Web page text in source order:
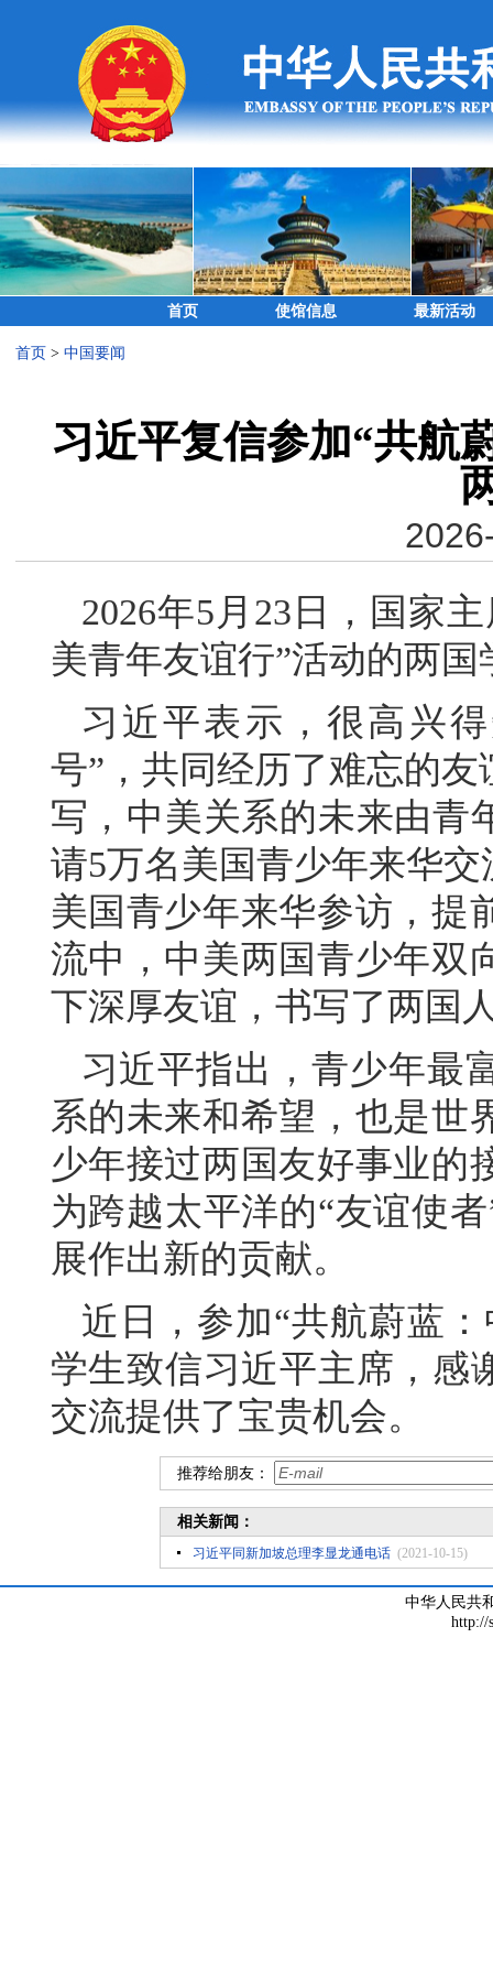
首页 使馆信息 最新活动
首页 > 中国要闻
习近平复信参加“共航
2026年5月23日，国家
美青年友谊行”活动的两国
习近平表示，很高兴
号”，共同经历了难忘的
写，中美关系的未来由青
请5万名美国青少年来华
美国青少年来华参访，提
流中，中美两国青少年双
下深厚友谊，书写了两国
习近平指出，青少年最
系的未来和希望，也是世
少年接过两国友好事业的
为跨越太平洋的“友谊使
展作出新的贡献。
近日，参加“共航蔚蓝
学生致信习近平主席，感
交流提供了宝贵机会。
推荐给朋友：
相关新闻：
习近平同新加坡总理李显龙通电话 (2021-10-15)
中华人民共
http://